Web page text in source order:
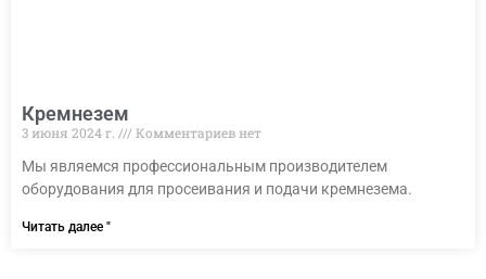
Кремнезем
3 июня 2024 г.
Комментариев нет
Мы являемся профессиональным производителем
оборудования для просеивания и подачи кремнезема.
Читать далее "